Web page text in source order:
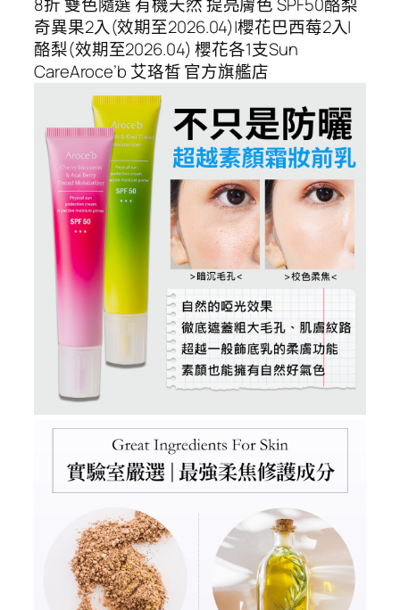
奇異果2入(效期至2026.04)|櫻花巴西莓2入|
酪梨(效期至2026.04) 櫻花各1支Sun
CareAroce’b 艾珞皙 官方旗艦店